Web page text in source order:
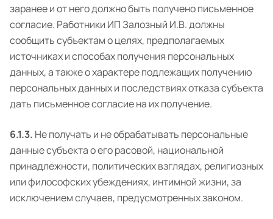
заранее и от него должно быть получено письменное
согласие. Работники ИП Залозный И.В. должны
сообщить субъектам о целях, предполагаемых
источниках и способах получения персональных
данных, а также о характере подлежащих получению
персональных данных и последствиях отказа субъекта
дать письменное согласие на их получение.
6.1.3. Не получать и не обрабатывать персональные
данные субъекта о его расовой, национальной
принадлежности, политических взглядах, религиозных
или философских убеждениях, интимной жизни, за
исключением случаев, предусмотренных законом.